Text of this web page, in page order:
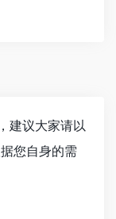
建议大家请以
您自身的需